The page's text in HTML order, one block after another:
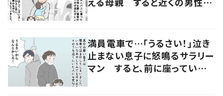
満員電車で…「うるさい！」泣き
止まない息子に怒鳴るサラリー
マン すると、前に座っていた